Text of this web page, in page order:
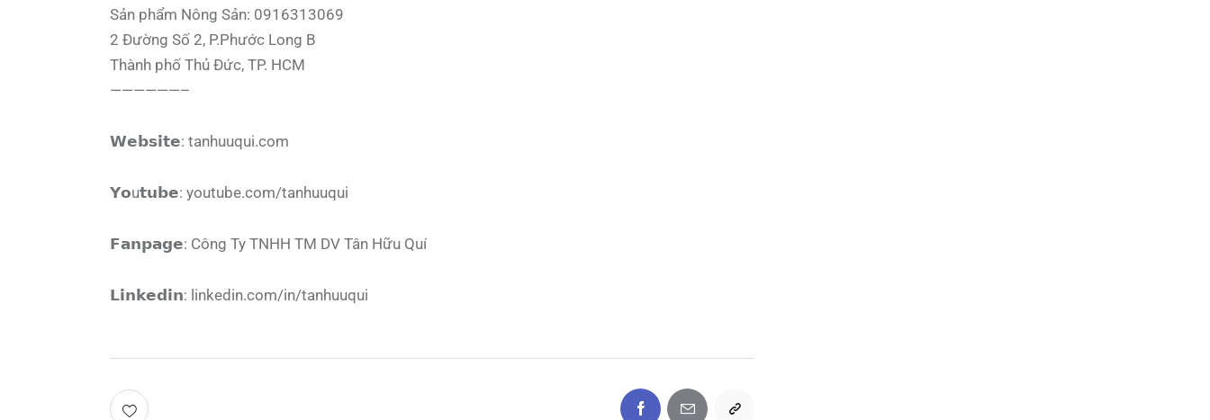
Sản phẩm Nông Sản: 0916313069
2 Đường Số 2, P.Phước Long B
Thành phố Thủ Đức, TP. HCM
——————–
𝗪𝗲𝗯𝘀𝗶𝘁𝗲: tanhuuqui.com
𝗬𝗼u𝘁𝘂𝗯𝗲: youtube.com/tanhuuqui
𝗙𝗮𝗻𝗽𝗮𝗴𝗲: Công Ty TNHH TM DV Tân Hữu Quí
𝗟𝗶𝗻𝗸𝗲𝗱𝗶𝗻: linkedin.com/in/tanhuuqui